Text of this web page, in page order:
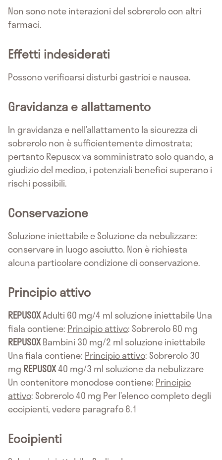
Non sono note interazioni del sobrerolo con altri
farmaci.
Effetti indesiderati
Possono verificarsi disturbi gastrici e nausea.
Gravidanza e allattamento
In gravidanza e nell’allattamento la sicurezza di
sobrerolo non è sufficientemente dimostrata;
pertanto Repusox va somministrato solo quando, a
giudizio del medico, i potenziali benefici superano i
rischi possibili.
Conservazione
Soluzione iniettabile e Soluzione da nebulizzare:
conservare in luogo asciutto. Non è richiesta
alcuna particolare condizione di conservazione.
Principio attivo
REPUSOXAdulti 60 mg/4 ml soluzione iniettabile Una
fiala contiene: Principio attivo: Sobrerolo 60 mg
REPUSOXBambini 30 mg/2 ml soluzione iniettabile
Una fiala contiene: Principio attivo: Sobrerolo 30
mg REPUSOX40 mg/3 ml soluzione da nebulizzare
Un contenitore monodose contiene: Principio
attivo: Sobrerolo 40 mg Per l’elenco completo degli
eccipienti, vedere paragrafo 6.1
Eccipienti